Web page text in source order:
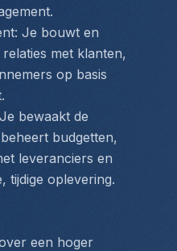
Je bouwt en
met klanten,
op basis
bewaakt de
budgetten,
leveranciers en
tijdige oplevering.
een hoger